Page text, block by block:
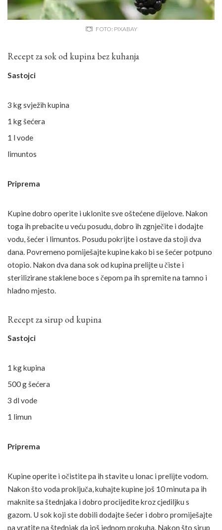
FOTO: PIXABAY
Recept za sok od kupina bez kuhanja
Sastojci
3 kg svježih kupina
1 kg šećera
1 l vode
limuntos
Priprema
Kupine dobro operite i uklonite sve oštećene dijelove. Nakon
toga ih prebacite u veću posudu, dobro ih zgnječite i dodajte
vodu, šećer i limuntos. Posudu pokrijte i ostave da stoji dva
dana. Povremeno pomiješajte kupine kako bi se šećer potpuno
otopio. Nakon dva dana sok od kupina prelijte u čiste i
sterilizirane staklene boce s čepom pa ih spremite na tamno i
hladno mjesto.
Recept za sirup od kupina
Sastojci
1 kg kupina
500 g šećera
3 dl vode
1 limun
Priprema
Kupine operite i očistite pa ih stavite u lonac i prelijte vodom.
Nakon što voda proključa, kuhajte kupine još 10 minuta pa ih
maknite sa štednjaka i dobro procijedite kroz cjediljku s
gazom. U sok koji ste dobili dodajte šećer i dobro promiješajte
pa vratite na štednjak da još jednom prokuha. Nakon što sirup